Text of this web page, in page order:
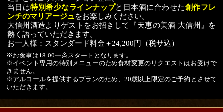
当日は特別希少なラインナップと日本酒に合わせた創作フレ
ンチのマリアージュをお楽しみください。
大信州酒造よりゲストをお招きして『天恵の美酒 大信州』を
熱く語っていただきます。
お一人様：スタンダード料金＋24,200円（税サ込）
※お食事は18:00一斉スタートとなります。
※イベント専用の特別メニューのため食材変更のリクエストはお受けで
きません。
※アルコールを提供するプランのため、20歳以上限定のご予約とさせて
いただきます。